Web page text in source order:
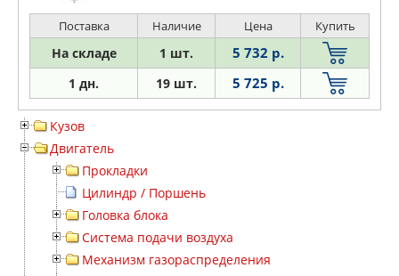
Поставка Наличие Цена Купить
На складе 1 шт. 5 732 р.
1 дн. 19 шт. 5 725 р.
Кузов
Двигатель
Прокладки
Цилиндр / Поршень
Головка блока
Система подачи воздуха
Механизм газораспределения